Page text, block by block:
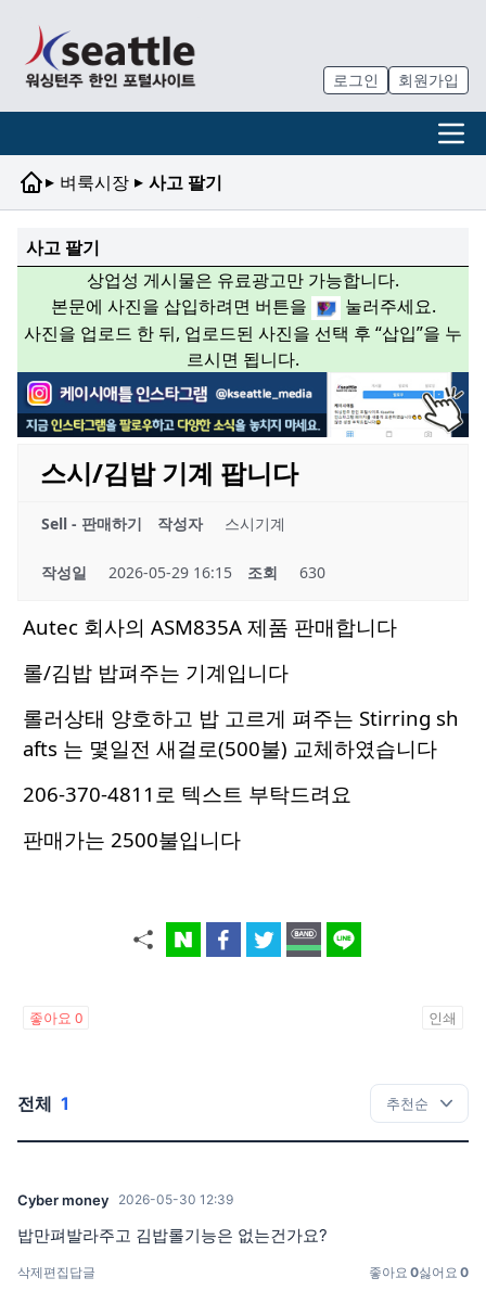
로그인 회원가입
▸ 벼룩시장 ▸ 사고 팔기
사고 팔기
상업성 게시물은 유료광고만 가능합니다.
본문에 사진을 삽입하려면 버튼을
눌러주세요.
사진을 업로드 한 뒤, 업로드된 사진을 선택 후 “삽입”을 누
르시면 됩니다.
스시/김밥 기계 팝니다
Sell - 판매하기 작성자 스시기계
작성일 2026-05-29 16:15 조회 630
Autec 회사의 ASM835A 제품 판매합니다
롤/김밥 밥펴주는 기계입니다
롤러상태 양호하고 밥 고르게 펴주는 Stirring sh
afts 는 몇일전 새걸로(500불) 교체하였습니다
206-370-4811로 텍스트 부탁드려요
판매가는 2500불입니다
좋아요 0 인쇄
전체 1
Cyber money 2026-05-30 12:39
밥만펴발라주고 김밥롤기능은 없는건가요?
삭제편집 답글 좋아요 0싫어요 0